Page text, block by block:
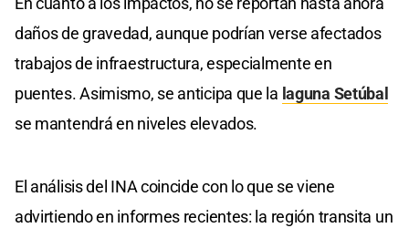
daños de gravedad, aunque podrían verse afectados
trabajos de infraestructura, especialmente en
puentes. Asimismo, se anticipa que la laguna Setúbal
se mantendrá en niveles elevados.
El análisis del INA coincide con lo que se viene
advirtiendo en informes recientes: la región transita un